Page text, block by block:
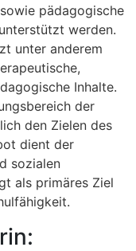
pädagogische
werden.
unter anderem
Inhalte.
der
den Zielen des
dient der
sozialen
als primäres Ziel